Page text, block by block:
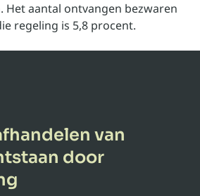
Het aantal ontvangen bezwaren
regeling is 5,8 procent.
van
door